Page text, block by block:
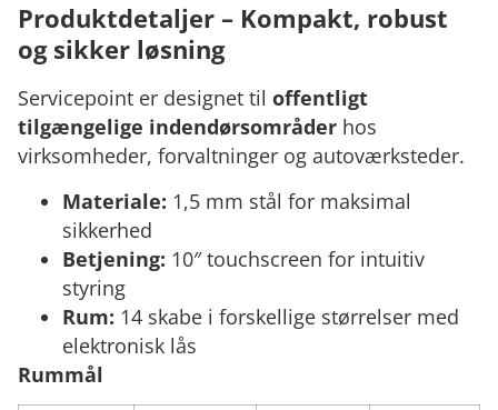
Produktdetaljer – Kompakt, robust
og sikker løsning
Servicepoint er designet til offentligt
tilgængelige indendørsområder hos
virksomheder, forvaltninger og autoværksteder.
Materiale: 1,5 mm stål for maksimal
sikkerhed
Betjening: 10″ touchscreen for intuitiv
styring
Rum: 14 skabe i forskellige størrelser med
elektronisk lås
Rummål